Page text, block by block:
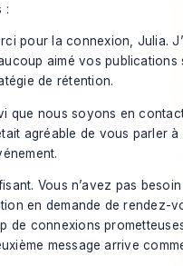
:
pour la connexion, Julia.
aimé vos publications
de rétention.
que nous soyons en
agréable de vous parler à
Vous n’avez pas
en demande de rendez-
de connexions
message arrive